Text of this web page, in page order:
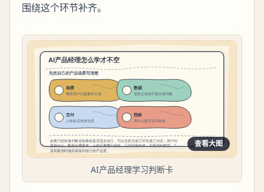
围绕这个环节补齐。
查看大图
AI产品经理学习判断卡